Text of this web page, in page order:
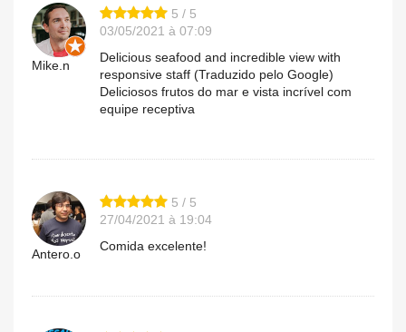
Mike.n
5 / 5
03/05/2021 à 07:09
Delicious seafood and incredible view with
responsive staff (Traduzido pelo Google)
Deliciosos frutos do mar e vista incrível com
equipe receptiva
Antero.o
5 / 5
27/04/2021 à 19:04
Comida excelente!